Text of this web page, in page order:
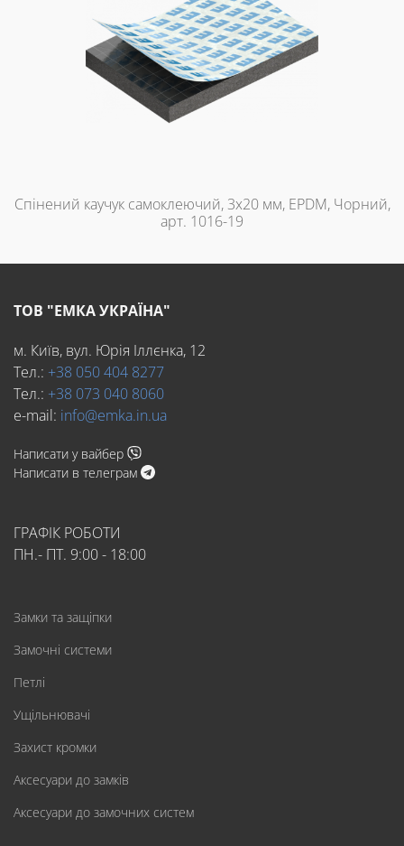
Спінений каучук самоклеючий, 3х20 мм, EPDM, Чорний,
арт. 1016-19
ТОВ "ЕМКА УКРАЇНА"
м. Київ, вул. Юрія Іллєнка, 12
Тел.: +38 050 404 8277
Тел.: +38 073 040 8060
e-mail: info@emka.in.ua
Написати у вайбер
Написати в телеграм
ГРАФІК РОБОТИ
ПН.- ПТ. 9:00 - 18:00
Замки та защіпки
Замочні системи
Петлі
Ущільнювачі
Захист кромки
Аксесуари до замків
Аксесуари до замочних систем